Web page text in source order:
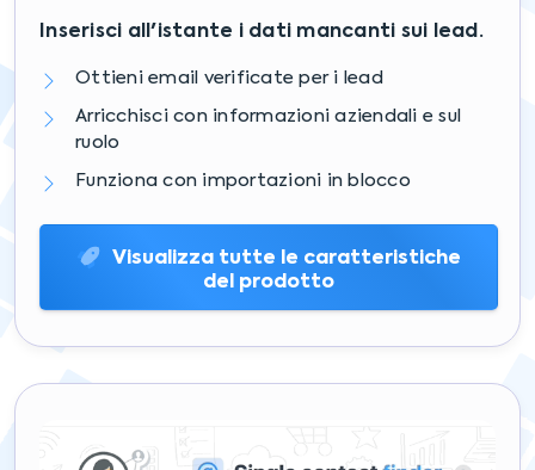
Inserisci all'istante i dati mancanti sui lead.
Ottieni email verificate per i lead
Arricchisci con informazioni aziendali e sul
ruolo
Funziona con importazioni in blocco
Visualizza tutte le caratteristiche
del prodotto